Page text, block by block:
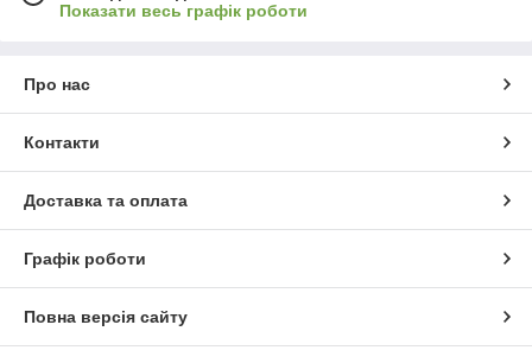
Показати весь графік роботи
Про нас
Контакти
Доставка та оплата
Графік роботи
Повна версія сайту